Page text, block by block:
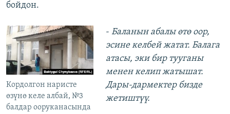
бойдон.
Кордолгон наристе
өзүнө келе албай, №3
балдар ооруканасында
- Баланын абалы өтө оор,
эсине келбей жатат. Балага
атасы, эки бир тууганы
менен келип жатышат.
Дары-дармектер бизде
жетиштүү.